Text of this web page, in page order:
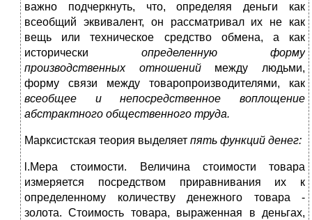
важно подчеркнуть, что, определяя деньги как
всеобщий эквивалент, он рассматривал их не как
вещь или техническое средство обмена, а как
исторически определенную форму
производственных отношений между людьми,
форму связи между товаропроизводителями, как
всеобщее и непосредственное воплощение
абстрактного общественного труда.
Марксистская теория выделяет пять функций денег:
l.Mepa стоимости. Величина стоимости товара
измеряется посредством приравнивания их к
определенному количеству денежного товара -
золота. Стоимость товара, выраженная в деньгах,